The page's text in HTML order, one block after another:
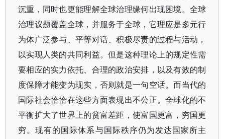
沉重，同时也更能理解全球治理缘何出现困境。全球
治理议题覆盖全球，并服务于全球，它理应是多元行
为体广泛参与、平等对话、积极尽责的过程与活动，
以实现人类的共同利益。但是这种理论上的规定性需
要相应的实力依托、合理的政治安排，以及有效的制
度保障才能变为现实，否则就是一句空话。而当代的
国际社会恰恰在这些方面表现出不公正。全球化的不
平衡扩大了世界上的贫富差距，使富国更富，穷国更
穷。现有的国际体系与国际秩序仍为发达国家所主